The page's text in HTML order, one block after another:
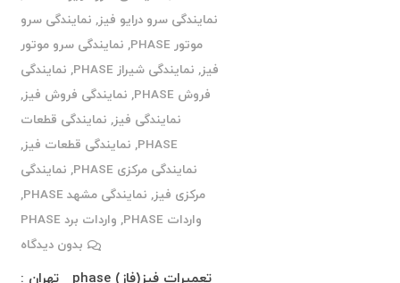
نمایندگی سرو درایو فیز, نمایندگی سرو
موتور PHASE
, نمایندگی سرو موتور
فیز, نمایندگی شیراز PHASE , نمایندگی
فروش PHASE
, نمایندگی فروش فیز,
نمایندگی فیز, نمایندگی قطعات
PHASE
, نمایندگی قطعات فیز,
نمایندگی مرکزی PHASE
, نمایندگی
مرکزی فیز, نمایندگی مشهد PHASE
,
واردات PHASE
, واردات برد PHASE
بدون دیدگاه
تعمیرات فیز(فاز) phase تهران :